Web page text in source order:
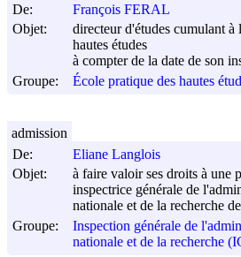
De:
François FERAL
Objet:
directeur d'études cumulant à
hautes études
à compter de la date de son
Groupe:
École pratique des hautes
De:
Eliane Langlois
Objet:
à faire valoir ses droits à une
inspectrice générale de
nationale et de la recherche
Groupe:
Inspection générale de
nationale et de la recherche
admission